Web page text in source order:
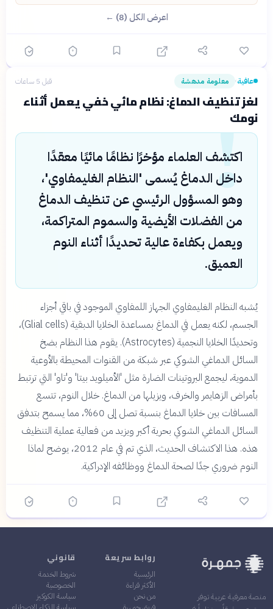
اعرض الكل (8) ←
عافية› معلومة مدهشة قبل 5 ساعات
لغز تنظيف الدماغ: نظام مائي خفي يعمل أثناء
نومك!
اكتشف العلماء مؤخرًا نظامًا مائيًا معقدًا
داخل الدماغ يُسمى 'النظام الغليمفاوي'،
وهو المسؤول الرئيسي عن تنظيف الدماغ
من الفضلات الأيضية والسموم المتراكمة،
ويعمل بكفاءة عالية تحديدًا أثناء النوم
العميق.
يُشبه النظام الغليمفاوي الجهاز اللمفاوي الموجود في باقي أجزاء
الجسم، لكنه يعمل في الدماغ بمساعدة الخلايا الدبقية (Glial cells)،
وتحديدًا الخلايا النجمية (Astrocytes). يقوم هذا النظام بضخ
السائل الدماغي الشوكي عبر شبكة من القنوات المحيطة بالأوعية
الدموية، ليجمع البروتينات الضارة مثل 'الأميلويد بيتا' و'تاو' التي ترتبط
بأمراض الزهايمر والخرف، ويزيلها من الدماغ. خلال النوم، تتسع
المسافات بين خلايا الدماغ بنسبة تصل إلى 60%، مما يسمح بتدفق
السائل الدماغي الشوكي بحرية أكبر ويزيد من فعالية عملية التنظيف
هذه. هذا الاكتشاف الحديث، الذي تم في عام 2012، يوضح لماذا
النوم ضروري جدًا لصحة الدماغ ووظائفه الإدراكية.
منصة معرفية عربية توفر
روابط سريعة
الرئيسية
الأكثر قراءة
من نحن
قانوني
شروط الخدمة
الخصوصية
سياسة الكوكيز